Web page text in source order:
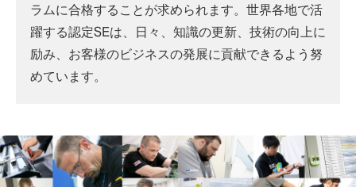
ラムに合格することが求められます。世界各地で活
躍する認定SEは、日々、知識の更新、技術の向上に
励み、お客様のビジネスの発展に貢献できるよう努
めています。